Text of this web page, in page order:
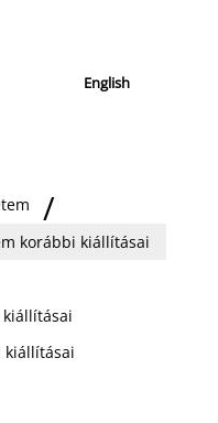
English
korábbi kiállításai
kiállításai